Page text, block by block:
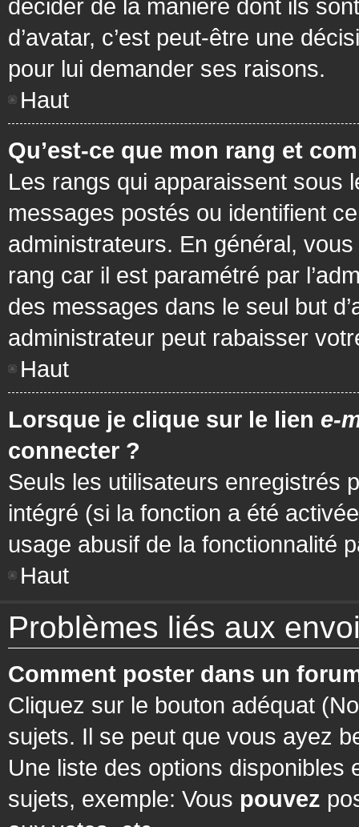
décider de la manière dont ils
d’avatar, c’est peut-être une
pour lui demander ses raisons.
Haut
Qu’est-ce que mon rang et
Les rangs qui apparaissent sous
messages postés ou identifient
administrateurs. En général,
rang car il est paramétré par
des messages dans le seul but
administrateur peut rabaisser
Haut
Lorsque je clique sur le lien e-
connecter ?
Seuls les utilisateurs enregistrés
intégré (si la fonction a été
usage abusif de la fonctionnalité
Haut
Problèmes liés aux
Comment poster dans un
Cliquez sur le bouton adéquat
sujets. Il se peut que vous ayez
Une liste des options
sujets, exemple: Vous pouvez